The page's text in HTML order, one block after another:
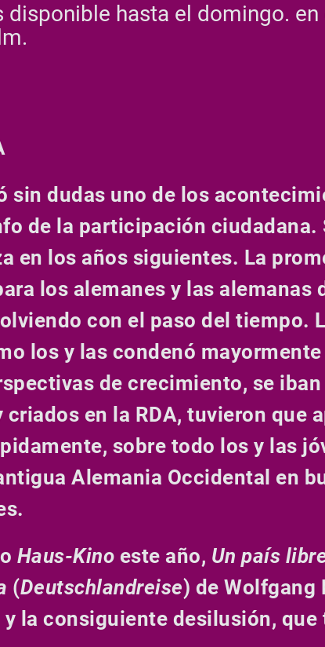
hasta el domingo. en
sin dudas uno de los
de la participación ciudadana.
en los años siguientes. La
los alemanes y las alemanas
con el paso del tiempo.
los y las condenó
de crecimiento, se
en la RDA, tuvieron que
sobre todo los y las
Alemania Occidental en
Haus-Kino este año, Un país
(Deutschlandreise) de Wolfgang
la consiguiente desilusión, que